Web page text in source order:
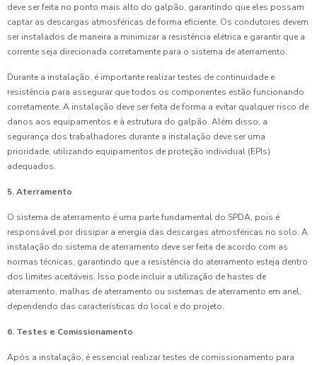
deve ser feita no ponto mais alto do galpão, garantindo que eles possam
captar as descargas atmosféricas de forma eficiente. Os condutores devem
ser instalados de maneira a minimizar a resistência elétrica e garantir que a
corrente seja direcionada corretamente para o sistema de aterramento.
Durante a instalação, é importante realizar testes de continuidade e
resistência para assegurar que todos os componentes estão funcionando
corretamente. A instalação deve ser feita de forma a evitar qualquer risco de
danos aos equipamentos e à estrutura do galpão. Além disso, a
segurança dos trabalhadores durante a instalação deve ser uma
prioridade, utilizando equipamentos de proteção individual (EPIs)
adequados.
5. Aterramento
O sistema de aterramento é uma parte fundamental do SPDA, pois é
responsável por dissipar a energia das descargas atmosféricas no solo. A
instalação do sistema de aterramento deve ser feita de acordo com as
normas técnicas, garantindo que a resistência do aterramento esteja dentro
dos limites aceitáveis. Isso pode incluir a utilização de hastes de
aterramento, malhas de aterramento ou sistemas de aterramento em anel,
dependendo das características do local e do projeto.
6. Testes e Comissionamento
Após a instalação, é essencial realizar testes de comissionamento para